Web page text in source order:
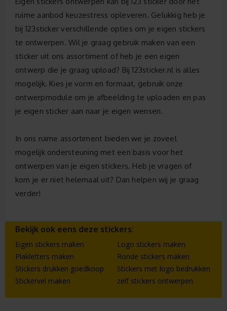
ruime aanbod keuzestress opleveren. Gelukkig heb je
bij 123sticker verschillende opties om je eigen stickers
te ontwerpen. Wil je graag gebruik maken van een
sticker uit ons assortiment of heb je een eigen
ontwerp die je graag upload? Bij 123sticker.nl is alles
mogelijk. Kies je vorm en formaat, gebruik onze
ontwerpmodule om je afbeelding te uploaden en pas
je eigen sticker aan naar je eigen wensen.
In ons ruime assortiment bieden we je zoveel
mogelijk ondersteuning met een basis voor het
ontwerpen van je eigen stickers. Heb je vragen of
kom je er niet helemaal uit? Dan helpen wij je graag
verder!
Bekijk ook eens deze stickers:
Eigen stickers maken
Logo stickers maken
Plakletters maken
Ronde stickers maken
Stickers drukken goedkoop
Stickers met logo bedrukken
Stickervel maken
zelf stickers ontwerpen